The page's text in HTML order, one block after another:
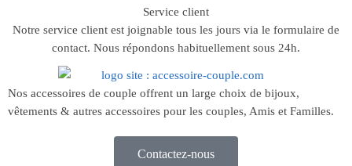
Service client
Notre service client est joignable tous les jours via le formulaire de
contact. Nous répondons habituellement sous 24h.
Nos accessoires de couple offrent un large choix de bijoux,
vêtements & autres accessoires pour les couples, Amis et Familles.
Contactez-nous